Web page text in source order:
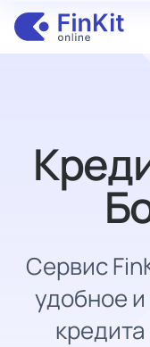
Сервис
удобное